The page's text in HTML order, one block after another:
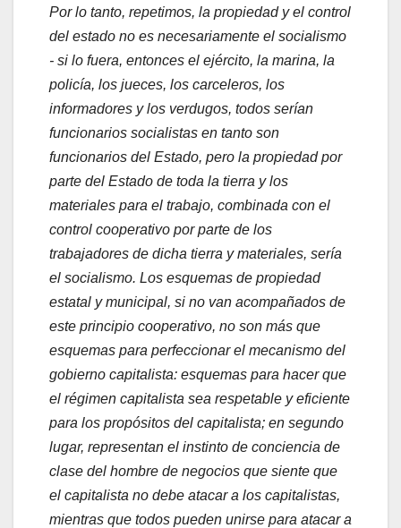
Por lo tanto, repetimos, la propiedad y el control
del estado no es necesariamente el socialismo
- si lo fuera, entonces el ejército, la marina, la
policía, los jueces, los carceleros, los
informadores y los verdugos, todos serían
funcionarios socialistas en tanto son
funcionarios del Estado, pero la propiedad por
parte del Estado de toda la tierra y los
materiales para el trabajo, combinada con el
control cooperativo por parte de los
trabajadores de dicha tierra y materiales, sería
el socialismo. Los esquemas de propiedad
estatal y municipal, si no van acompañados de
este principio cooperativo, no son más que
esquemas para perfeccionar el mecanismo del
gobierno capitalista: esquemas para hacer que
el régimen capitalista sea respetable y eficiente
para los propósitos del capitalista; en segundo
lugar, representan el instinto de conciencia de
clase del hombre de negocios que siente que
el capitalista no debe atacar a los capitalistas,
mientras que todos pueden unirse para atacar a